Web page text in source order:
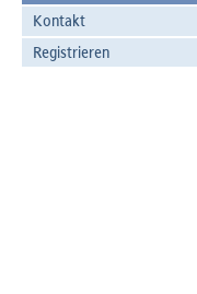
Kontakt
Registrieren